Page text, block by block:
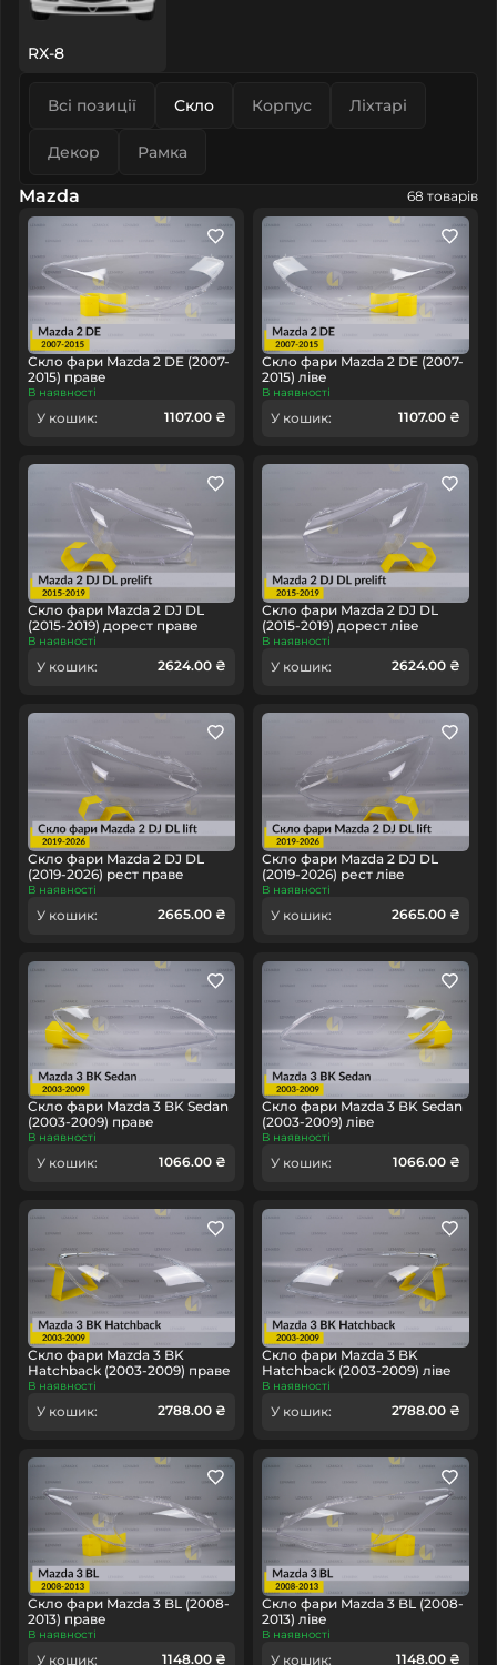
RX-8
Всі позиції Скло Корпус Ліхтарі
Декор Рамка
Mazda 68 товарів
Скло фари Mazda 2 DE (2007-
2015) праве
В наявності
У кошик: 1107.00 ₴
Скло фари Mazda 2 DE (2007-
2015) ліве
В наявності
У кошик: 1107.00 ₴
Скло фари Mazda 2 DJ DL
(2015-2019) дорест праве
В наявності
У кошик: 2624.00 ₴
Скло фари Mazda 2 DJ DL
(2015-2019) дорест ліве
В наявності
У кошик: 2624.00 ₴
Скло фари Mazda 2 DJ DL
(2019-2026) рест праве
В наявності
У кошик: 2665.00 ₴
Скло фари Mazda 2 DJ DL
(2019-2026) рест ліве
В наявності
У кошик: 2665.00 ₴
Скло фари Mazda 3 BK Sedan
(2003-2009) праве
В наявності
У кошик: 1066.00 ₴
Скло фари Mazda 3 BK Sedan
(2003-2009) ліве
В наявності
У кошик: 1066.00 ₴
Скло фари Mazda 3 BK
Hatchback (2003-2009) праве
В наявності
У кошик: 2788.00 ₴
Скло фари Mazda 3 BK
Hatchback (2003-2009) ліве
В наявності
У кошик: 2788.00 ₴
Скло фари Mazda 3 BL (2008-
2013) праве
В наявності
У кошик: 1148.00 ₴
Скло фари Mazda 3 BL (2008-
2013) ліве
В наявності
У кошик: 1148.00 ₴